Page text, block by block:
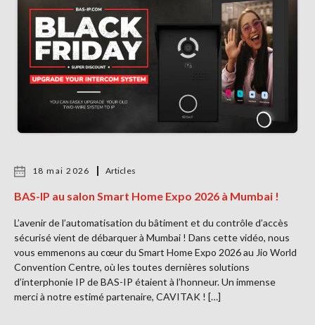
18 mai 2026 Articles
BAS-IP au salon Smart Home Expo 2026 à Mumbai !
L’avenir de l’automatisation du bâtiment et du contrôle d’accès
sécurisé vient de débarquer à Mumbai ! Dans cette vidéo, nous
vous emmenons au cœur du Smart Home Expo 2026 au Jio World
Convention Centre, où les toutes dernières solutions
d’interphonie IP de BAS-IP étaient à l’honneur. Un immense
merci à notre estimé partenaire, CAVITAK ! […]